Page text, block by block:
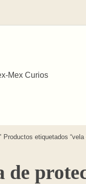
Productos etiquetados “vela
de